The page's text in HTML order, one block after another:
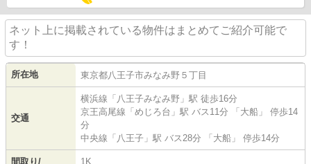
ネット上に掲載されている物件はまとめてご紹介可能で
す！
所在地 東京都八王子市みなみ野 ５丁目
交通
横浜線 「 八王子みなみ野 」駅 徒歩16分
京王高尾線 「めじろ台 」駅 バス11分 「大船」 停歩14
分
中央線 「 八王子 」駅 バス28分 「大船」 停歩14分
間取り/
1K